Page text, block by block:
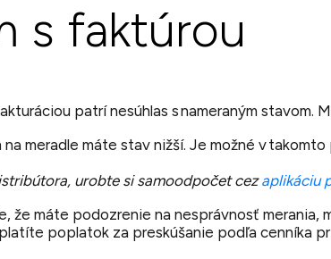
s faktúrou
patrí nesúhlas s nameraným stavom.
na meradle máte stav nižší. Je možné v
urobte si samoodpočet cezaplikáciu
že máte podozrenie na nesprávnosť merania,
poplatok za preskúšanie podľa cenníka